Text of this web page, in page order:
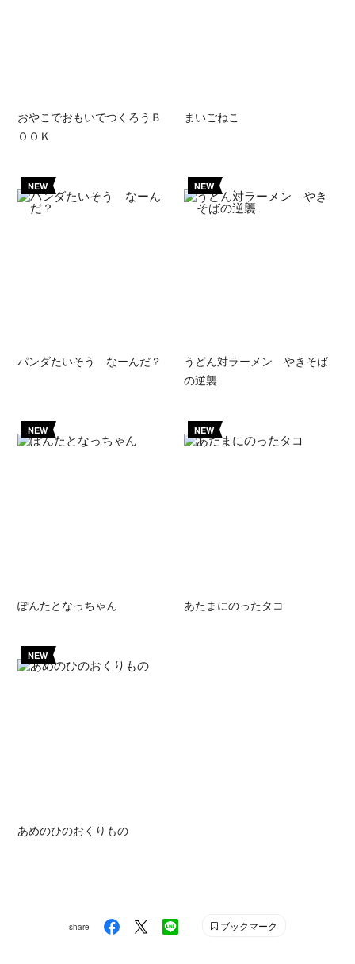
おやこでおもいでつくろうＢ
ＯＯＫ
まいごねこ
NEW
パンダたいそう なーんだ？
NEW
うどん対ラーメン やきそば
の逆襲
NEW
ぽんたとなっちゃん
NEW
あたまにのったタコ
NEW
あめのひのおくりもの
share ブックマーク